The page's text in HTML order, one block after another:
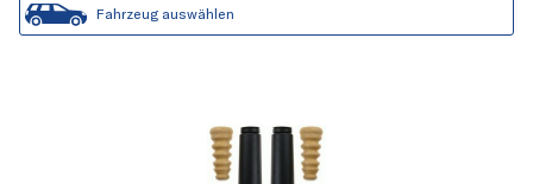
Fahrzeug auswählen